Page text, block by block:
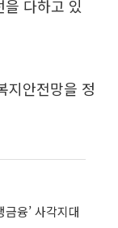
다하고 있
지안전망을 정
융’ 사각지대